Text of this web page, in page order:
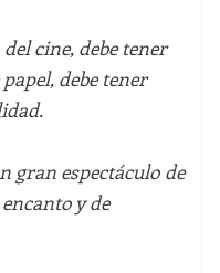
cine, debe tener
debe tener
gran espectáculo de
y de